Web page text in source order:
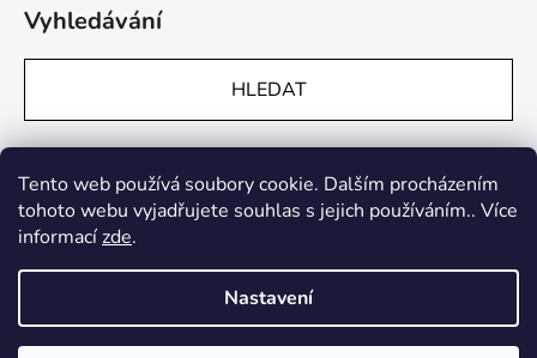
Tento web používá soubory cookie. Dalším procházením
tohoto webu vyjadřujete souhlas s jejich používáním.. Více
informacízde.
Nastavení
Vyhledávání
HLEDAT
Přijímáme online platby